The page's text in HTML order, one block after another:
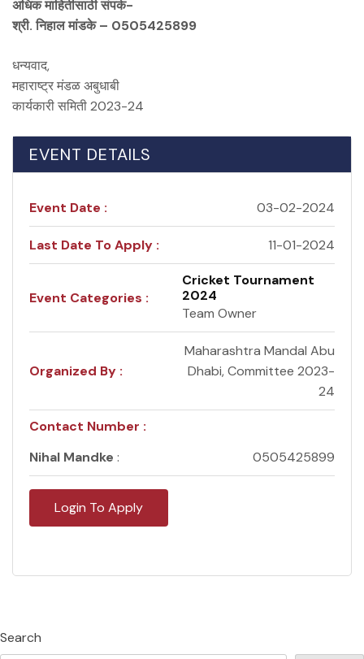
अधिक माहितीसाठी संपर्क-
श्री. निहाल मांडके – 0505425899
धन्यवाद,
महाराष्ट्र मंडळ अबुधाबी
कार्यकारी समिती 2023-24
EVENT DETAILS
Event Date : 03-02-2024
Last Date To Apply : 11-01-2024
Event Categories :
Cricket Tournament
2024
Team Owner
Organized By :
Maharashtra Mandal Abu
Dhabi, Committee 2023-
24
Contact Number :
Nihal Mandke : 0505425899
Login To Apply
Search